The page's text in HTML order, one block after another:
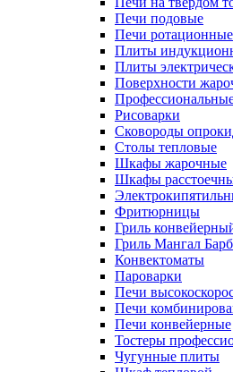
Печи подовые
Печи ротационные
Плиты
Плиты
Поверхности
Рисоварки
Сковороды
Столы тепловые
Шкафы жарочные
Шкафы
Фритюрницы
Гриль
Гриль Мангал
Конвектоматы
Пароварки
Печи
Печи
Печи конвейерные
Тостеры
Чугунные плиты